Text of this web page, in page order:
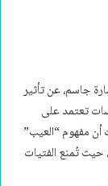
جاسم، عن تأثير
تعتمد على
أن مفهوم “العيب”
تُمنع الفتيات